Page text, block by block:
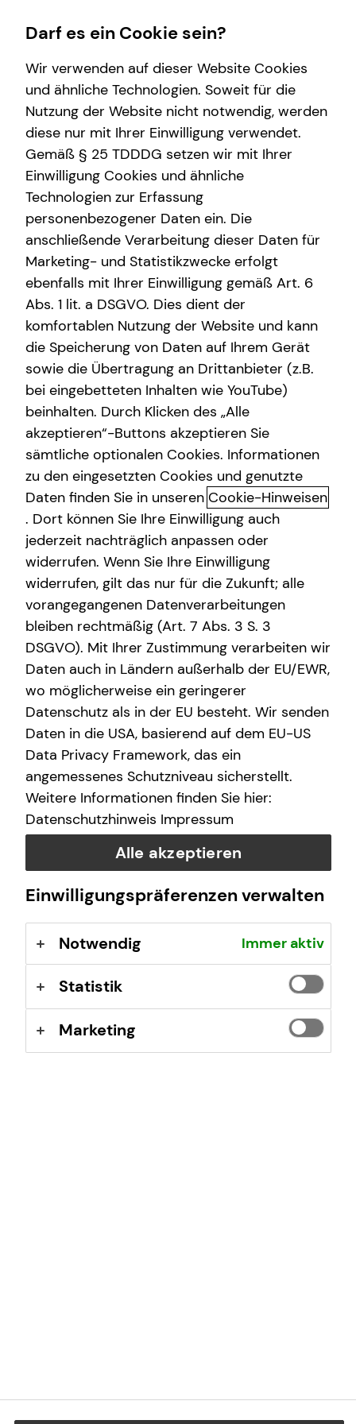
Wissenswertes
Über tecis
Volker Luther
Seniorberater
E-Mail Anruf
volker.luther@tecis.de
Anhalter Straße 1
06108 Halle
+49 (151) 18439830
Geschäftszeiten
Montag 10:00 - 21:00 Uhr
Dienstag
Mittwoch 10:00 - 21:00 Uhr
Donnerstag 10:00 - 21:00 Uhr
Freitag 10:00 - 21:00 Uhr
Samstag 10:00 - 17:00 Uhr
Selbstverständlich sind auch Termine außerhalb
dieser Geschäftszeiten auf Anfrage möglich.
Kontaktformular
Volker Luther
Darf es ein Cookie sein?
Wir verwenden auf dieser Website Cookies
und ähnliche Technologien. Soweit für die
Nutzung der Website nicht notwendig, werden
diese nur mit Ihrer Einwilligung verwendet.
Gemäß § 25 TDDDG setzen wir mit Ihrer
Einwilligung Cookies und ähnliche
Technologien zur Erfassung
personenbezogener Daten ein. Die
anschließende Verarbeitung dieser Daten für
Marketing- und Statistikzwecke erfolgt
ebenfalls mit Ihrer Einwilligung gemäß Art. 6
Abs. 1 lit. a DSGVO. Dies dient der
komfortablen Nutzung der Website und kann
die Speicherung von Daten auf Ihrem Gerät
sowie die Übertragung an Drittanbieter (z.B.
bei eingebetteten Inhalten wie YouTube)
beinhalten. Durch Klicken des „Alle
akzeptieren“-Buttons akzeptieren Sie
sämtliche optionalen Cookies. Informationen
zu den eingesetzten Cookies und genutzte
Daten finden Sie in unseren Cookie-Hinweisen
. Dort können Sie Ihre Einwilligung auch
jederzeit nachträglich anpassen oder
widerrufen. Wenn Sie Ihre Einwilligung
widerrufen, gilt das nur für die Zukunft; alle
vorangegangenen Datenverarbeitungen
bleiben rechtmäßig (Art. 7 Abs. 3 S. 3
DSGVO). Mit Ihrer Zustimmung verarbeiten wir
Daten auch in Ländern außerhalb der EU/EWR,
wo möglicherweise ein geringerer
Datenschutz als in der EU besteht. Wir senden
Daten in die USA, basierend auf dem EU-US
Data Privacy Framework, das ein
angemessenes Schutzniveau sicherstellt.
Weitere Informationen finden Sie hier:
Datenschutzhinweis Impressum
Alle akzeptieren
Einwilligungspräferenzen verwalten
Notwendig Immer aktiv
Statistik
Marketing